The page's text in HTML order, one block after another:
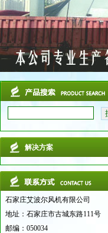
解决方案
石家庄艾波尔风机有限公司
地址：石家庄市古城东路111号
邮编：050034